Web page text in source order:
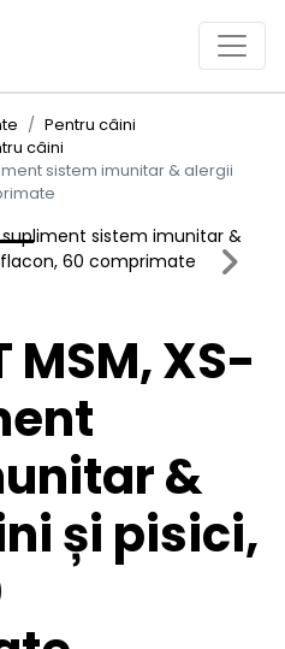
Pentru câini
câini
sistem imunitar & alergii
Next
MSM, XS-
&
și pisici,